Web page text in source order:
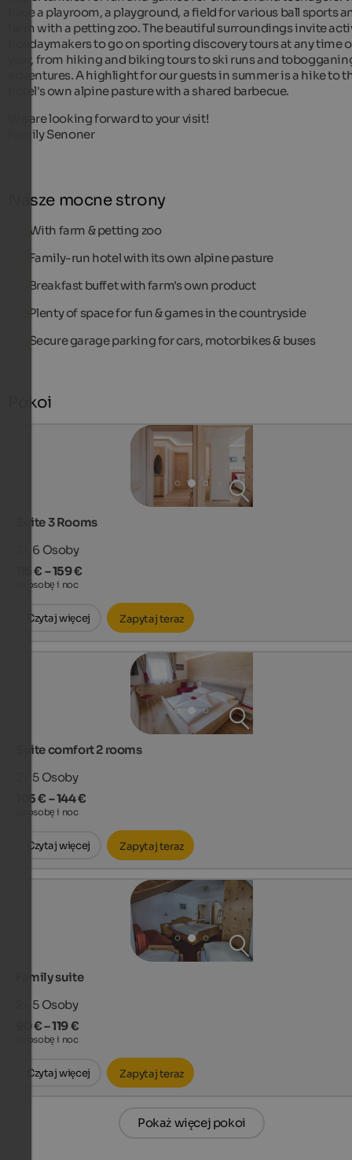
have a playroom, a playground, a field for various ball sports
farm with a petting zoo. The beautiful surroundings invite
holidaymakers to go on sporting discovery tours at any time
year, from hiking and biking tours to ski runs and
adventures. A highlight for our guests in summer is a hike to
hotel's own alpine pasture with a shared barbecue.
We are looking forward to your visit!
Family Senoner
Nasze mocne strony
With farm & petting zoo
Family-run hotel with its own alpine pasture
Breakfast buffet with farm's own product
Plenty of space for fun & games in the countryside
Secure garage parking for cars, motorbikes & buses
Pokoi
Suite 3 Rooms
2 - 6 Osoby
115 € – 159 €
za osobę i noc
Czytaj więcej Zapytaj teraz
Suite comfort 2 rooms
2 - 5 Osoby
105 € – 144 €
za osobę i noc
Czytaj więcej Zapytaj teraz
Family suite
2 - 5 Osoby
90 € – 119 €
za osobę i noc
Czytaj więcej Zapytaj teraz
Pokaż więcej pokoi